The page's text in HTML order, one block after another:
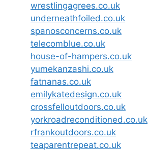
wrestlingagrees.co.uk
underneathfoiled.co.uk
spanosconcerns.co.uk
telecomblue.co.uk
house-of-hampers.co.uk
yumekanzashi.co.uk
fatnanas.co.uk
emilykatedesign.co.uk
crossfelloutdoors.co.uk
yorkroadreconditioned.co.uk
rfrankoutdoors.co.uk
teaparentrepeat.co.uk